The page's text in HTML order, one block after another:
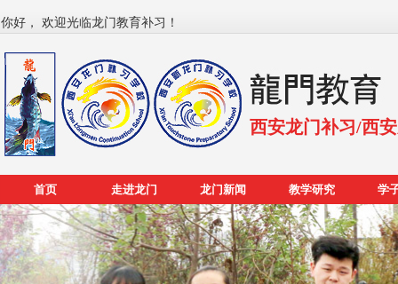
你好， 欢迎光临龙门教育补习！
西安龙门补习/西
首页 走进龙门 龙门新闻 教学研究 学